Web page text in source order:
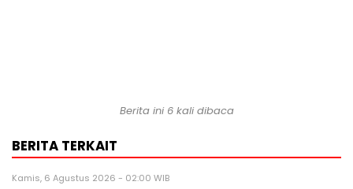
Berita ini 6 kali dibaca
BERITA TERKAIT
Kamis, 6 Agustus 2026 - 02:00 WIB